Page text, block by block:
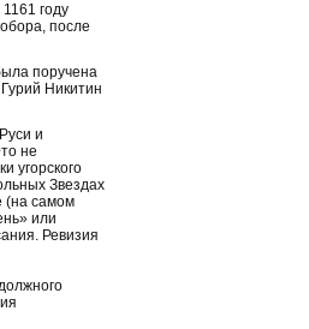
году
после
поручена
Никитин
и
не
угорского
Звездах
(на самом
или
Ревизия